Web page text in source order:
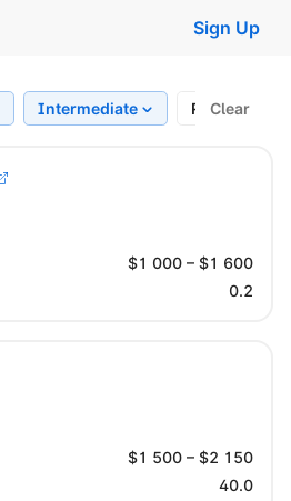
Sign Up
Intermediate Region
Clear
$1 000 – $1 600
0.2
$1 500 – $2 150
40.0